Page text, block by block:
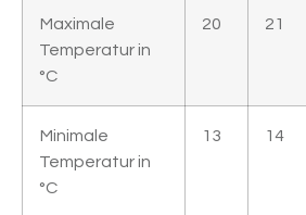
Maximale
Temperatur in
°C
20 21
Minimale
Temperatur in
°C
13 14